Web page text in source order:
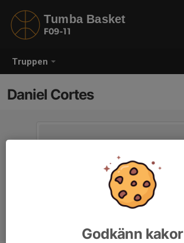
Truppen
Tumba Basket
F09-11
Daniel Cortes
Godkänn kakor